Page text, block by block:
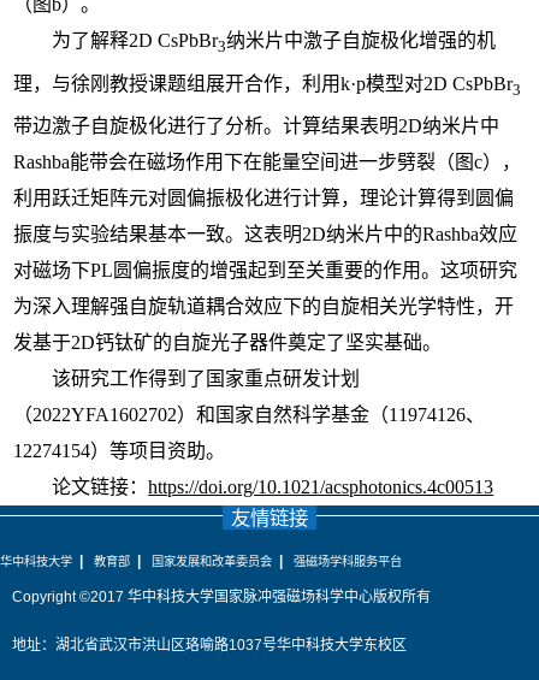
（图b）。
为了解释2D CsPbBr3纳米片中激子自旋极化增强的机
理，与徐刚教授课题组展开合作，利用k·p模型对2D CsPbBr3
带边激子自旋极化进行了分析。计算结果表明2D纳米片中
Rashba能带会在磁场作用下在能量空间进一步劈裂（图c），
利用跃迁矩阵元对圆偏振极化进行计算，理论计算得到圆偏
振度与实验结果基本一致。这表明2D纳米片中的Rashba效应
对磁场下PL圆偏振度的增强起到至关重要的作用。这项研究
为深入理解强自旋轨道耦合效应下的自旋相关光学特性，开
发基于2D钙钛矿的自旋光子器件奠定了坚实基础。
该研究工作得到了国家重点研发计划
（2022YFA1602702）和国家自然科学基金（11974126、
12274154）等项目资助。
论文链接：https://doi.org/10.1021/acsphotonics.4c00513
友情链接
华中科技大学 教育部 国家发展和改革委员会 强磁场学科服务平台
Copyright ©2017 华中科技大学国家脉冲强磁场科学中心版权所有
地址：湖北省武汉市洪山区珞喻路1037号华中科技大学东校区